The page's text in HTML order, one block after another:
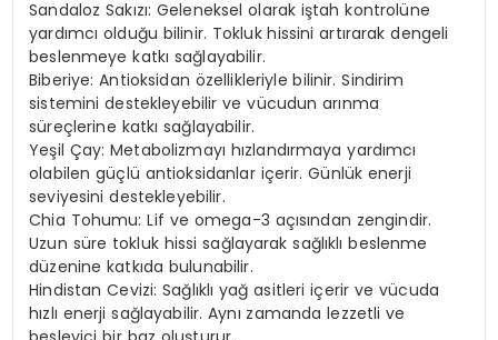
Sandaloz Sakızı: Geleneksel olarak iştah kontrolüne
yardımcı olduğu bilinir. Tokluk hissini artırarak dengeli
beslenmeye katkı sağlayabilir.
Biberiye: Antioksidan özellikleriyle bilinir. Sindirim
sistemini destekleyebilir ve vücudun arınma
süreçlerine katkı sağlayabilir.
Yeşil Çay: Metabolizmayı hızlandırmaya yardımcı
olabilen güçlü antioksidanlar içerir. Günlük enerji
seviyesini destekleyebilir.
Chia Tohumu: Lif ve omega-3 açısından zengindir.
Uzun süre tokluk hissi sağlayarak sağlıklı beslenme
düzenine katkıda bulunabilir.
Hindistan Cevizi: Sağlıklı yağ asitleri içerir ve vücuda
hızlı enerji sağlayabilir. Aynı zamanda lezzetli ve